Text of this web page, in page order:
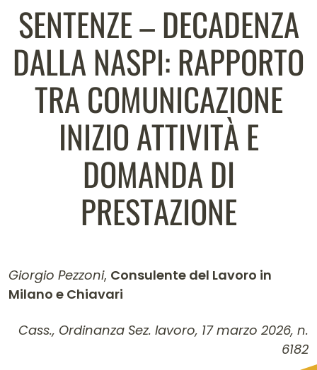
SENTENZE – DECADENZA
DALLA NASPI: RAPPORTO
TRA COMUNICAZIONE
INIZIO ATTIVITÀ E
DOMANDA DI
PRESTAZIONE
Giorgio Pezzoni, Consulente del Lavoro in
Milano e Chiavari
Contenuto dell'articolo
Cass., Ordinanza Sez. lavoro, 17 marzo 2026, n.
6182